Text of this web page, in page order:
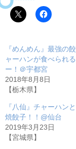
『めんめん』最強の
ャーハンが食べられ
ー！＠宇都宮
2018年8月8日
【栃木県】
『八仙』チャーハン
焼餃子！！@仙台
2019年3月23日
【宮城県】